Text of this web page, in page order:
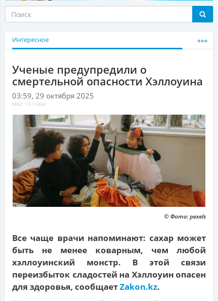
Интересное
Ученые предупредили о
смертельной опасности Хэллоуина
03:59, 29 октября 2025
MKZ: 1511444
© Фото: pexels
Все чаще врачи напоминают: сахар может
быть не менее коварным, чем любой
хэллоуинский монстр. В этой связи
переизбыток сладостей на Хэллоуин опасен
для здоровья, сообщаетZakon.kz.